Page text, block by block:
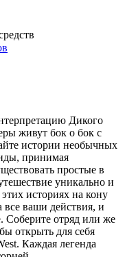
Дикого
живут бок о бок с
истории необычных
принимая
простые в
уникально и
историях на кону
все ваши действия, и
Соберите отряд или же
открыть для себя
Каждая легенда